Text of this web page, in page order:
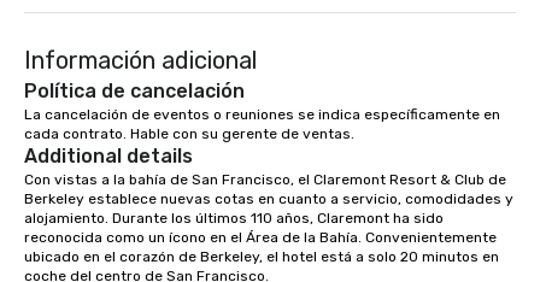
programs, birthday parties,
anniversary celebrations, rehearsal
dinners, holiday events, client
entertainment, and virtual team
connections. We handle everything
from ingredient sourcing to
instruction, making your event
planning seamless.
Información adicional
Política de cancelación
La cancelación de eventos o reuniones se indica específicamente en
cada contrato. Hable con su gerente de ventas.
Additional details
Con vistas a la bahía de San Francisco, el Claremont Resort & Club de
Berkeley establece nuevas cotas en cuanto a servicio, comodidades y
alojamiento. Durante los últimos 110 años, Claremont ha sido
reconocida como un ícono en el Área de la Bahía. Convenientemente
ubicado en el corazón de Berkeley, el hotel está a solo 20 minutos en
coche del centro de San Francisco.